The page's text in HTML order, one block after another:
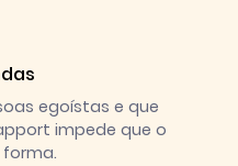
egoístas e que
impede que o